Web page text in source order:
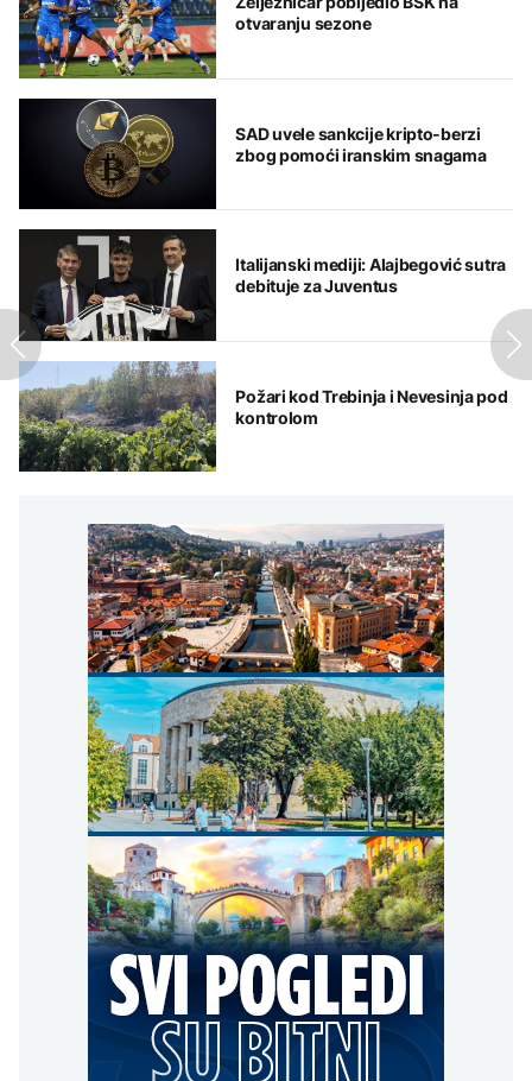
otvaranju sezone
SAD uvele sankcije kripto-berzi
zbog pomoći iranskim snagama
Italijanski mediji: Alajbegović sutra
debituje za Juventus
Požari kod Trebinja i Nevesinja pod
kontrolom